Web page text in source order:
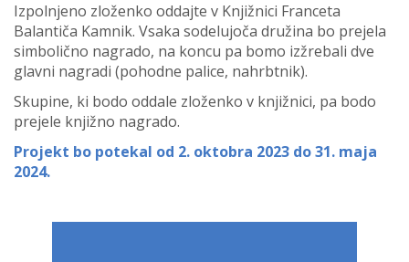
Izpolnjeno zloženko oddajte v Knjižnici Franceta
Balantiča Kamnik. Vsaka sodelujoča družina bo prejela
simbolično nagrado, na koncu pa bomo izžrebali dve
glavni nagradi (pohodne palice, nahrbtnik).
Skupine, ki bodo oddale zloženko v knjižnici, pa bodo
prejele knjižno nagrado.
Projekt bo potekal od 2. oktobra 2023 do 31. maja
2024.